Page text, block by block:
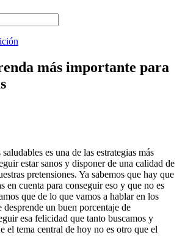
más importante para
es una de las estrategias más
estar sanos y disponer de una calidad de
pretensiones. Ya sabemos que hay que
en cuenta para conseguir eso y que no es
que de lo que vamos a hablar en los
desprende un buen porcentaje de
esa felicidad que tanto buscamos y
el tema central de hoy no es otro que el